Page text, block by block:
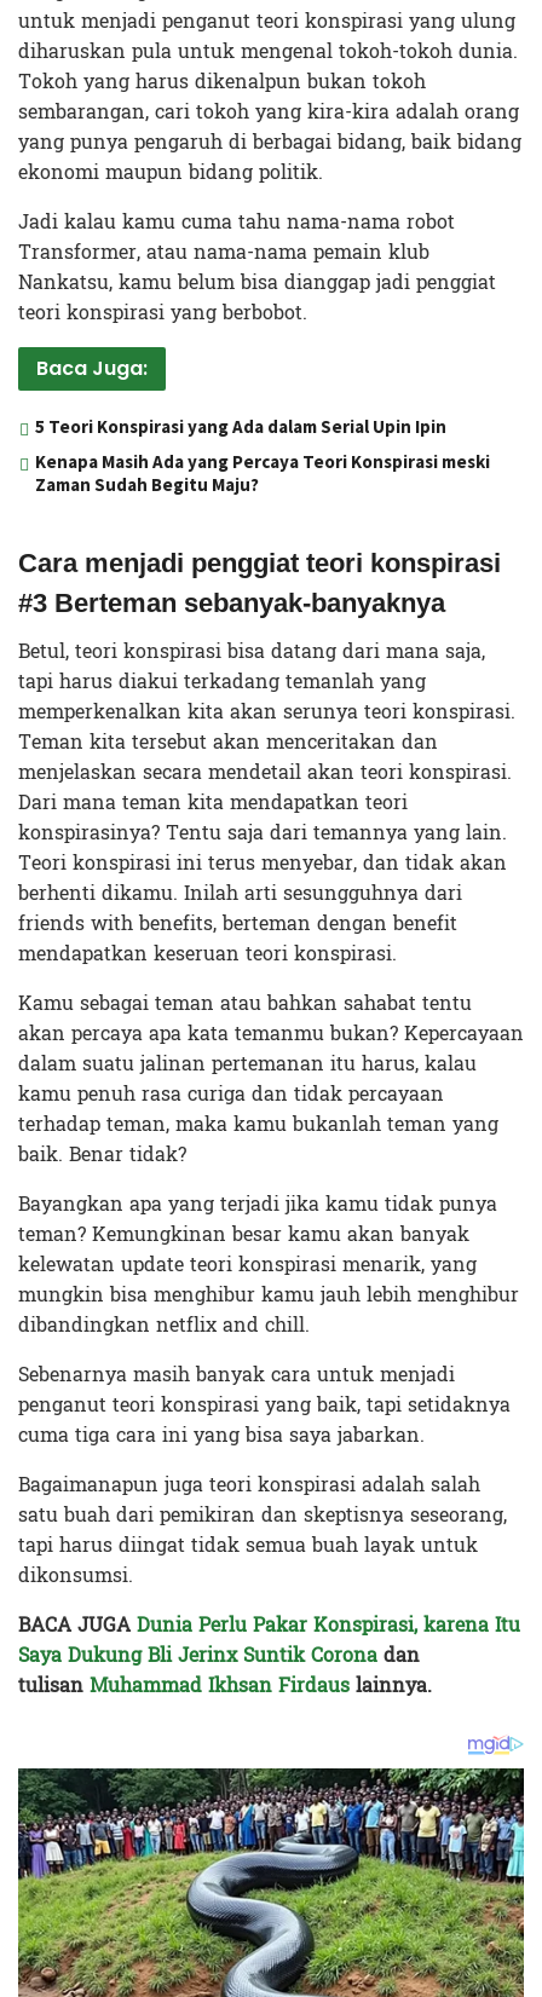
untuk menjadi penganut teori konspirasi yang ulung
diharuskan pula untuk mengenal tokoh-tokoh dunia.
Tokoh yang harus dikenalpun bukan tokoh
sembarangan, cari tokoh yang kira-kira adalah orang
yang punya pengaruh di berbagai bidang, baik bidang
ekonomi maupun bidang politik.
Jadi kalau kamu cuma tahu nama-nama robot
Transformer, atau nama-nama pemain klub
Nankatsu, kamu belum bisa dianggap jadi penggiat
teori konspirasi yang berbobot.
Baca Juga:
5 Teori Konspirasi yang Ada dalam Serial Upin Ipin
Kenapa Masih Ada yang Percaya Teori Konspirasi meski
Zaman Sudah Begitu Maju?
Cara menjadi penggiat teori konspirasi
#3 Berteman sebanyak-banyaknya
Betul, teori konspirasi bisa datang dari mana saja,
tapi harus diakui terkadang temanlah yang
memperkenalkan kita akan serunya teori konspirasi.
Teman kita tersebut akan menceritakan dan
menjelaskan secara mendetail akan teori konspirasi.
Dari mana teman kita mendapatkan teori
konspirasinya? Tentu saja dari temannya yang lain.
Teori konspirasi ini terus menyebar, dan tidak akan
berhenti dikamu. Inilah arti sesungguhnya dari
friends with benefits, berteman dengan benefit
mendapatkan keseruan teori konspirasi.
Kamu sebagai teman atau bahkan sahabat tentu
akan percaya apa kata temanmu bukan? Kepercayaan
dalam suatu jalinan pertemanan itu harus, kalau
kamu penuh rasa curiga dan tidak percayaan
terhadap teman, maka kamu bukanlah teman yang
baik. Benar tidak?
Bayangkan apa yang terjadi jika kamu tidak punya
teman? Kemungkinan besar kamu akan banyak
kelewatan update teori konspirasi menarik, yang
mungkin bisa menghibur kamu jauh lebih menghibur
dibandingkan netflix and chill.
Sebenarnya masih banyak cara untuk menjadi
penganut teori konspirasi yang baik, tapi setidaknya
cuma tiga cara ini yang bisa saya jabarkan.
Bagaimanapun juga teori konspirasi adalah salah
satu buah dari pemikiran dan skeptisnya seseorang,
tapi harus diingat tidak semua buah layak untuk
dikonsumsi.
BACA JUGADunia Perlu Pakar Konspirasi, karena Itu
Saya Dukung Bli Jerinx Suntik Coronadan
tulisanMuhammad Ikhsan Firdauslainnya.